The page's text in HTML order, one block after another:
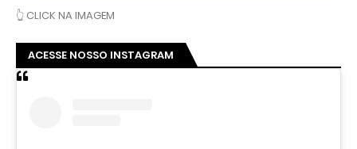
👆 CLICK NA IMAGEM
ACESSE NOSSO INSTAGRAM